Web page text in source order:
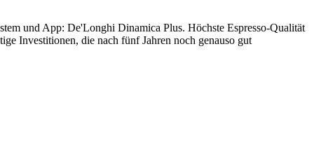
und App: De'Longhi Dinamica Plus. Höchste Espresso-Qualität
Investitionen, die nach fünf Jahren noch genauso gut